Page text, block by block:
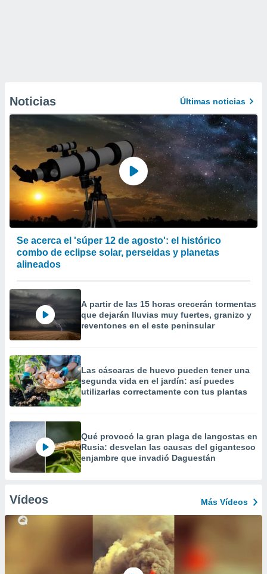
Noticias Últimas noticias
Se acerca el 'súper 12 de agosto': el histórico
combo de eclipse solar, perseidas y planetas
alineados
A partir de las 15 horas crecerán tormentas
que dejarán lluvias muy fuertes, granizo y
reventones en el este peninsular
Las cáscaras de huevo pueden tener una
segunda vida en el jardín: así puedes
utilizarlas correctamente con tus plantas
Qué provocó la gran plaga de langostas en
Rusia: desvelan las causas del gigantesco
enjambre que invadió Daguestán
Vídeos Más Vídeos